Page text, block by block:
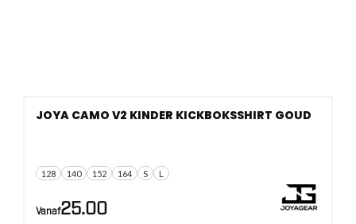
128 140 152 164 S L
JOYA CAMO V2 KINDER KICKBOKSSHIRT GOUD
Vanaf25.00